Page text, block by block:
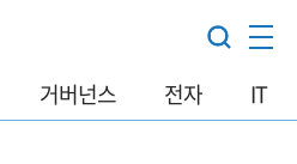
거버넌스 전자 IT